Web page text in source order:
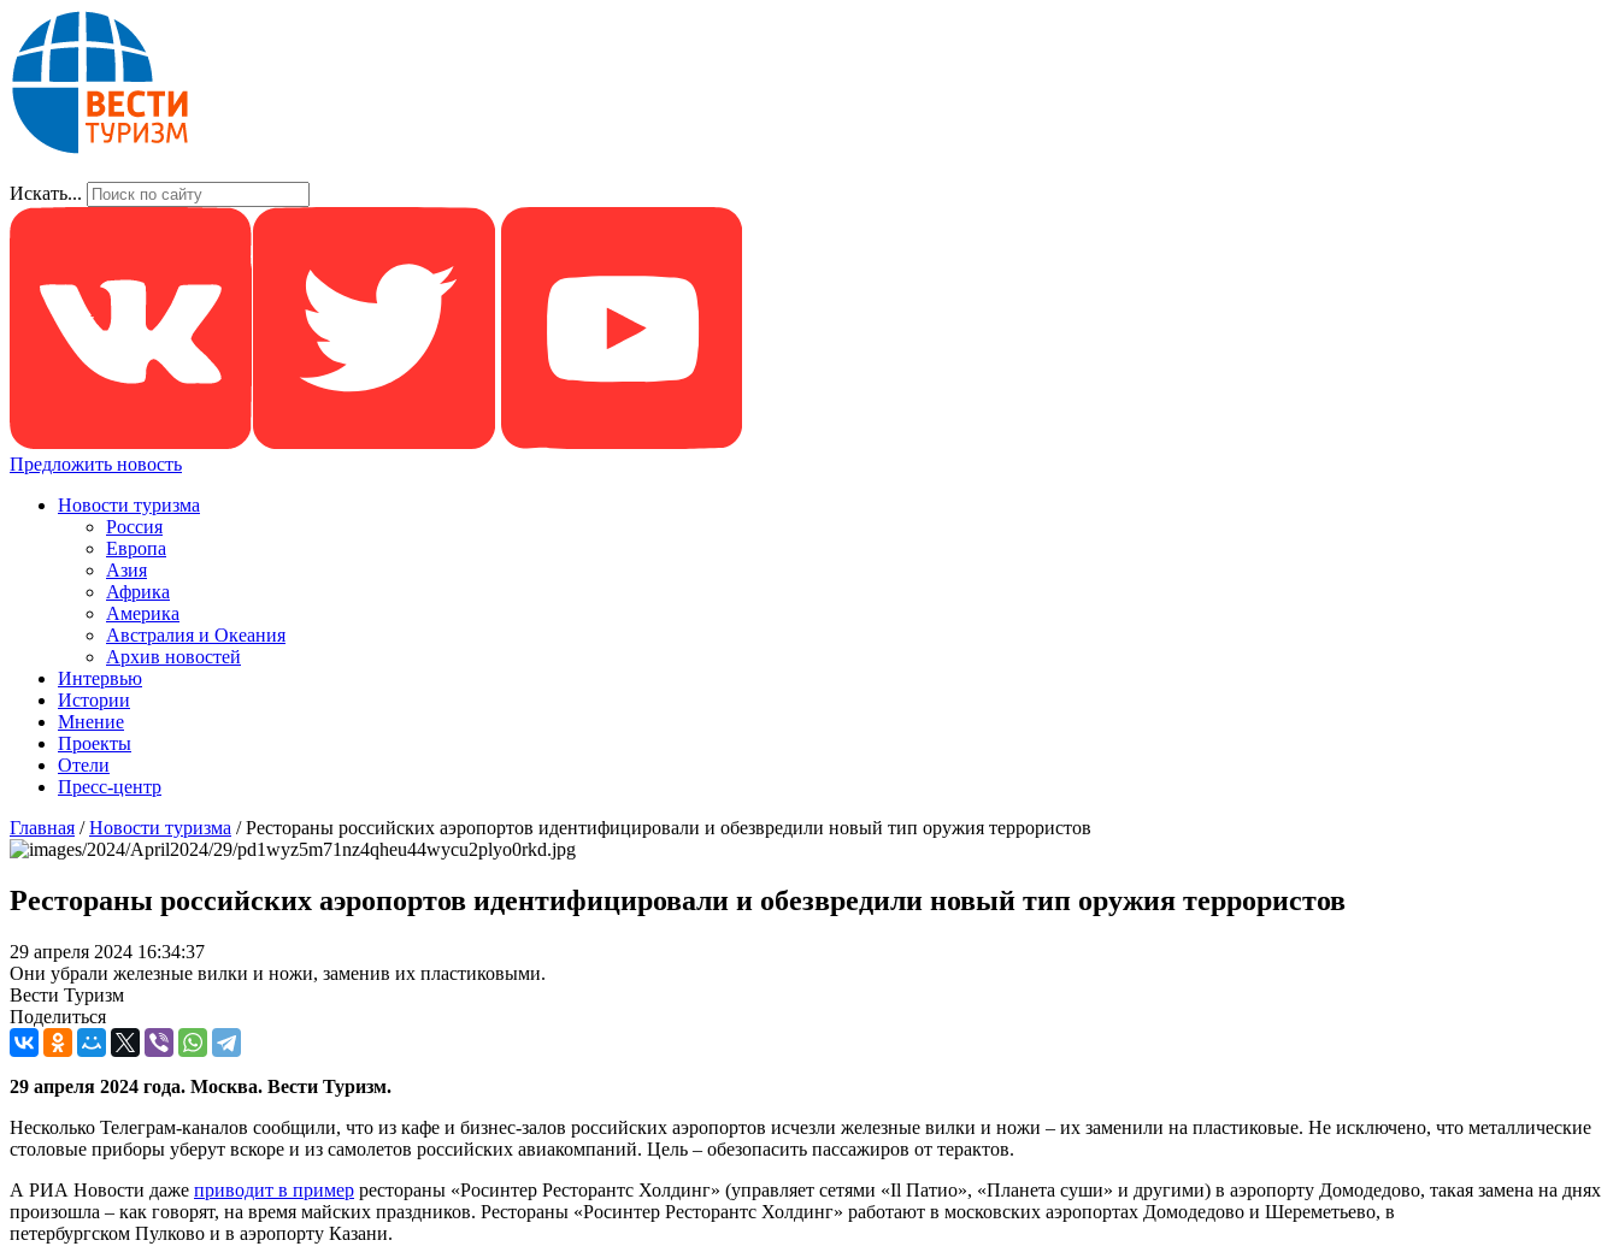
Искать...
Предложить новость
Новости туризма
Россия
Европа
Азия
Африка
Америка
Австралия и Океания
Архив новостей
Интервью
Истории
Мнение
Проекты
Отели
Пресс-центр
Главная /Новости туризма /Рестораны российских аэропортов идентифицировали и обезвредили новый тип оружия террористов
Рестораны российских аэропортов идентифицировали и обезвредили новый тип оружия террористов
29 апреля 2024 16:34:37
Они убрали железные вилки и ножи, заменив их пластиковыми.
Вести Туризм
Поделиться
29 апреля 2024 года. Москва. Вести Туризм.
Несколько Телеграм-каналов сообщили, что из кафе и бизнес-залов российских аэропортов исчезли железные вилки и ножи – их заменили на пластиковые. Не исключено, что металлические
столовые приборы уберут вскоре и из самолетов российских авиакомпаний. Цель – обезопасить пассажиров от терактов.
А РИА Новости даже приводит в пример рестораны «Росинтер Ресторантс Холдинг» (управляет сетями «Il Патио», «Планета суши» и другими) в аэропорту Домодедово, такая замена на днях
произошла – как говорят, на время майских праздников. Рестораны «Росинтер Ресторантс Холдинг» работают в московских аэропортах Домодедово и Шереметьево, в
петербургском Пулково и в аэропорту Казани.